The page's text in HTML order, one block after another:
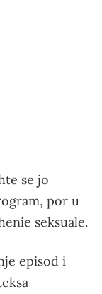
se jo
por u
seksuale.
episod i